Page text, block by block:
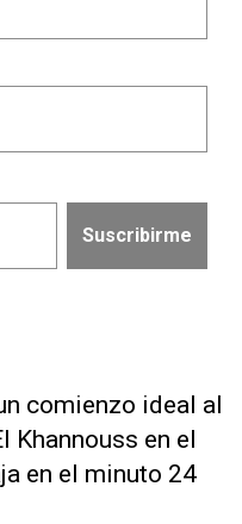
comienzo ideal al
Khannouss en el
en ‌el minuto 24